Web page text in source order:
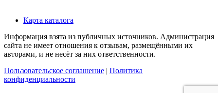
Карта каталога
Информация взята из публичных источников. Администрация
сайта не имеет отношения к отзывам, размещёнными их
авторами, и не несёт за них ответственности.
Пользовательское соглашение
Политика
конфиденциальности